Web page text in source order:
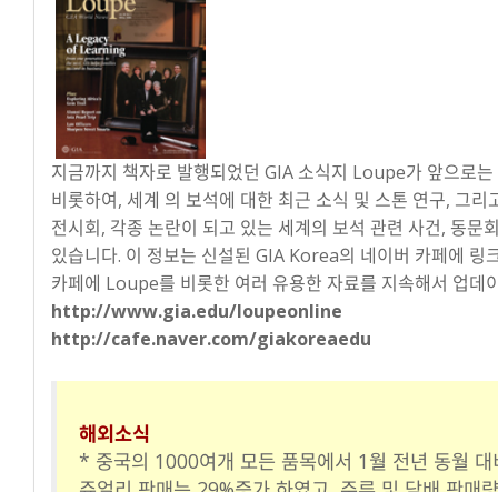
지금까지 책자로 발행되었던 GIA 소식지 Loupe가 앞으로
비롯하여, 세계 의 보석에 대한 최근 소식 및 스톤 연구, 그
전시회, 각종 논란이 되고 있는 세계의 보석 관련 사건, 동문
있습니다. 이 정보는 신설된 GIA Korea의 네이버 카페에
카페에 Loupe를 비롯한 여러 유용한 자료를 지속해서 업데
http://www.gia.edu/loupeonline
http://cafe.naver.com/giakoreaedu
해외소식
* 중국의 1000여개 모든 품목에서 1월 전년 동월